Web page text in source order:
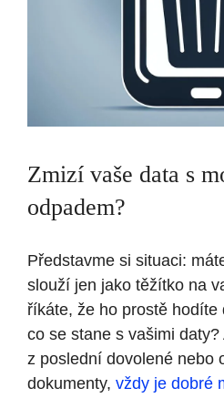
Zmizí vaše data s
odpadem?
Představme si situaci:
slouží jen jako těžítko na
říkáte, že ho prostě hodíte
co se stane s vašimi
z poslední dovolené nebo
dokumenty, vždy je dobré